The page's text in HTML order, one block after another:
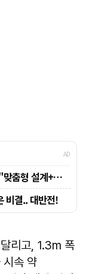
리고, 1.3m 폭
시속 약